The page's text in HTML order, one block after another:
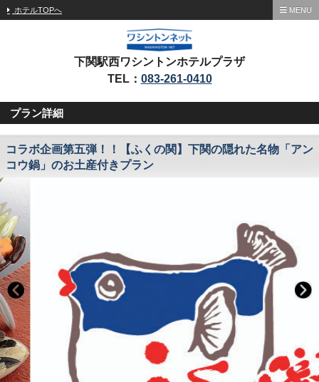
ホテルTOPへ MENU
下関駅西ワシントンホテルプラザ
TEL： 083-261-0410
プラン詳細
コラボ企画第五弾！！【ふくの関】下関の隠れた名物「アン
コウ鍋」のお土産付きプラン